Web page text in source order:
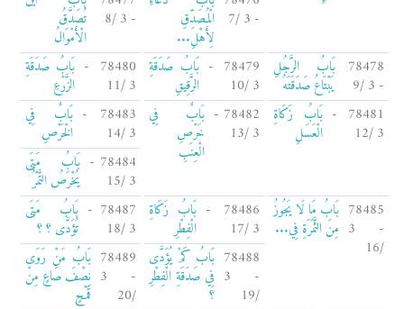
- 3 /7 الْمُصَدِّقِ
لِأَهْلِ...
- 3 /8 تُصَدَّقُ
الْأَمْوَالُ
78478
- 3 /9
بَابُ الرَّجُلِ
يَبْتَاعُ صَدَقَتَهُ
78479 -
3 /10
بَابُ صَدَقَةِ
الرَّقِيقِ
78480 -
3 /11
بَابُ صَدَقَةِ
الزَّرْعِ
78481 -
3 /12
بَابُ زَكَاةِ
الْعَسَلِ
78482 -
3 /13
بَابٌ فِي
خَرْصِ
الْعِنَبِ
78483 -
3 /14
بَابٌ فِي
الْخَرْصِ
78484 -
3 /15
بَابُ مَتَى
يُخْرَصُ التَّمْرُ
78485
- 3
/16
بَابُ مَا لَا يَجُوزُ
مِنَ الثَّمَرَةِ فِي...
78486 -
3 /17
بَابُ زَكَاةِ
الْفِطْرِ
78487 -
3 /18
بَابُ مَتَى
تُؤَدَّى ؟ ؟
78488
- 3
/19
بَابُ كَمْ يُؤَدَّى
فِي صَدَقَةِ الْفِطْرِ
؟
78489
- 3
/20
بَابُ مَنْ رَوَى
نِصْفَ صَاعٍ مِنْ
قَمْحٍ